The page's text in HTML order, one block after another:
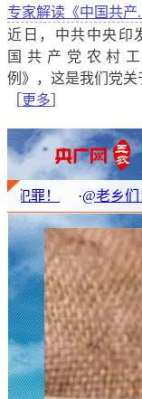
《十九届四中
健全人民文化
进乡村文化振
专家解读《中国共产
近日，中共中央印
国共产党农村
例》，这是我们党关
更多
老乡们：多部门联